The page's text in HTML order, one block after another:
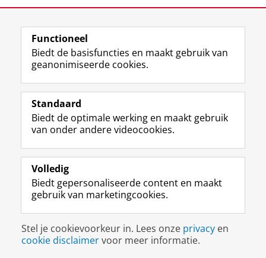
Volg de RUG
F
a
e
b
o
p
a
i
n
a
L
i
k
e
I
-
p
g
i
n
R
S
-
f
e
R
k
s
u
I
n
t
r
m
c
c
o
Y
o
T
e
k
a
a
Studiekiezers
Alumni
Over ons
Disclaimer & Copyright
Inloggen
Functioneel
Biedt de basisfuncties en maakt gebruik van
geanonimiseerde cookies.
Standaard
Biedt de optimale werking en maakt gebruik
van onder andere videocookies.
Volledig
Biedt gepersonaliseerde content en maakt
gebruik van marketingcookies.
Stel je cookievoorkeur in. Lees onze privacy en
cookie disclaimervoor meer informatie.